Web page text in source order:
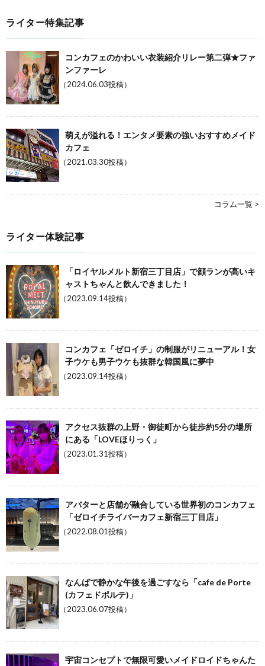
ライター特集記事
コンカフェのかわいい衣装紹介リレー第二弾★ファ
ンファーレ
（2024.06.03投稿）
萌えが溢れる！エンタメ要素の強いおすすめメイド
カフェ
（2021.03.30投稿）
コラム一覧 >
ライター体験記事
「ロイヤルメルト新宿三丁目店」で顔ランが高いキ
ャストちゃんと飲んできました！
（2023.09.14投稿）
コンカフェ「ゼロイチ」の制服がリニューアル！女
子ウケも男子ウケも抜群な韓国風に夢中
（2023.09.14投稿）
アクセス抜群の上野・御徒町から徒歩約5分の場所
にある「LOVEほりっく」
（2023.01.31投稿）
アバターと店舗が融合している世界初のコンカフェ
「ゼロイチライバーカフェ新宿三丁目店」
（2022.08.01投稿）
なんばで静かな午後を過ごすなら「cafe de Porte
(カフェドポルテ)」
（2023.06.07投稿）
宇宙コンセプトで無限可愛いメイドロイドちゃんた